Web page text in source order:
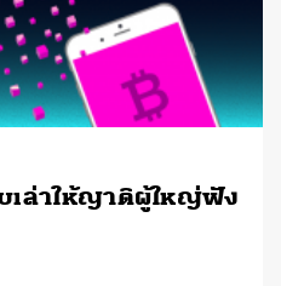
เล่าให้ญาติผู้ใหญ่ฟัง